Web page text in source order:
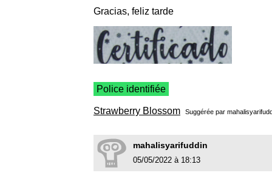
Gracias, feliz tarde
Police identifiée
Strawberry Blossom Suggérée par
mahalisyarifuddin
05/05/2022 à 18:13